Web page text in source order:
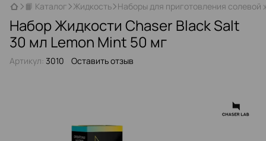
📙 Каталог Жидкость Наборы для приготовления солевой
Набор Жидкости Chaser Black Salt
30 мл Lemon Mint 50 мг
Артикул: 3010 Оставить отзыв